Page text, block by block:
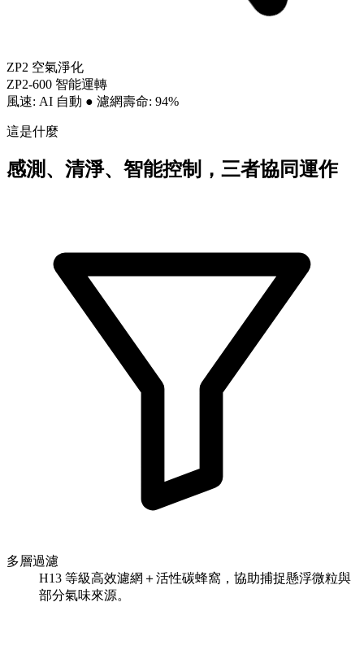
ZP2 空氣淨化
ZP2-600 智能運轉
風速: AI 自動 ● 濾網壽命: 94%
這是什麼
感測、清淨、智能控制，三者協同運作
多層過濾
H13 等級高效濾網＋活性碳蜂窩，協助捕捉懸浮微粒與
部分氣味來源。